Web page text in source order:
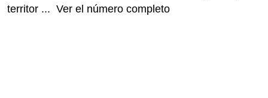
territor ... Ver el número completo